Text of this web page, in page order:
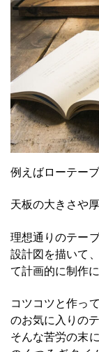
例えばローテー
天板の大きさや
理想通りのテー
設計図を描いて
て計画的に制作
コツコツと作っ
のお気に入りの
そんな苦労の末